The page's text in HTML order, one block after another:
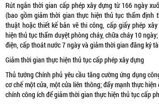
Rút ngắn thời gian cấp phép xây dựng từ 166 ngày
(bao gồm giảm thời gian thực hiện thủ tục thẩm định
thuật hoặc thiết kế bản vẽ thi công, cấp giấy phép
hiện thủ tục thẩm duyệt phòng cháy, chữa cháy 10
điện, cấp thoát nước 7 ngày và giảm thời gian đăng ký
Giảm thời gian thực hiện thủ tục cấp phép xây dựng
Thủ tướng Chính phủ yêu cầu tăng cường ứng dụng
cơ chế một cửa, một cửa liên thông; đẩy mạnh thực
chính công ích để giảm thời gian thực hiện thủ tục cấp